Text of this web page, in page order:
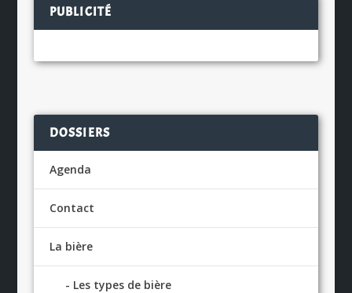
PUBLICITÉ
DOSSIERS
Agenda
Contact
La bière
Les types de bière